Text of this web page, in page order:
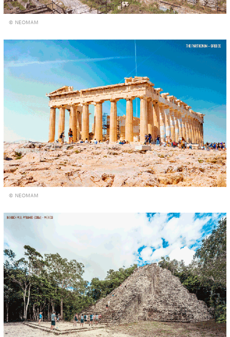
© NEOMAM
© NEOMAM